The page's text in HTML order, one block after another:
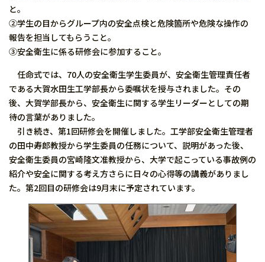
と。
②学生の目からグループ内の安全点検と危険箇所や危険な操作の
報告を担当してもらうこと。
③安全衛生に係る研修会に参加すること。
任命式では、70人の安全衛生学生委員が、安全衛生管理責任者
である大賀水田生工学部長から委嘱状を授与されました。その
後、大賀学部長から、安全衛生に関する学生リーダーとしての期
待の言葉がありました。
引き続き、第1回研修会を開催しました。工学部安全衛生管理者
の田中寿郎教授から学生委員の任務について、説明があった後、
安全衛生委員の宮崎隆文准教授から、大学で起こっている事故例の
紹介や安全に関する考え方さらに日々の心得等の講義がありまし
た。第2回目の研修会は9月末に予定されています。